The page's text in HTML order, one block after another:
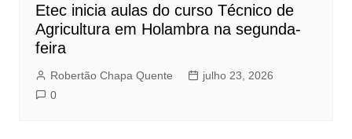
Etec inicia aulas do curso Técnico de
Agricultura em Holambra na segunda-
feira
Robertão Chapa Quente
julho 23, 2026
0